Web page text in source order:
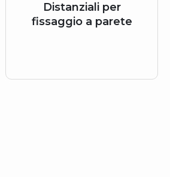
Distanziali per
fissaggio a parete